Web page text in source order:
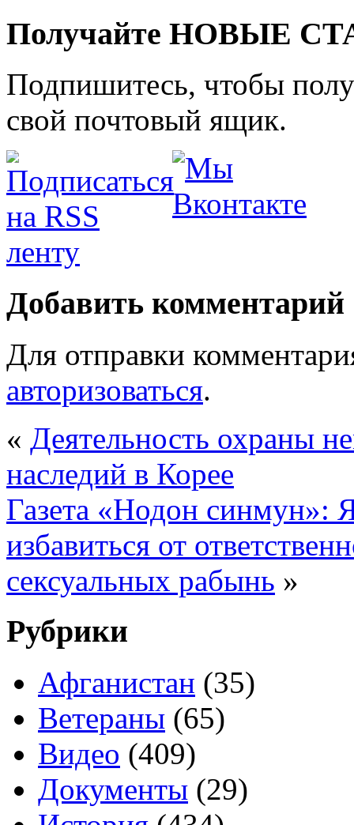
Получайте НОВЫЕ
Подпишитесь, чтобы
свой почтовый ящик.
Добавить комментарий
Для отправки
авторизоваться.
« Деятельность охраны
наследий в Корее
Газета «Нодон синмун»:
избавиться от
сексуальных рабынь »
Рубрики
Афганистан (35)
Ветераны (65)
Видео (409)
Документы (29)